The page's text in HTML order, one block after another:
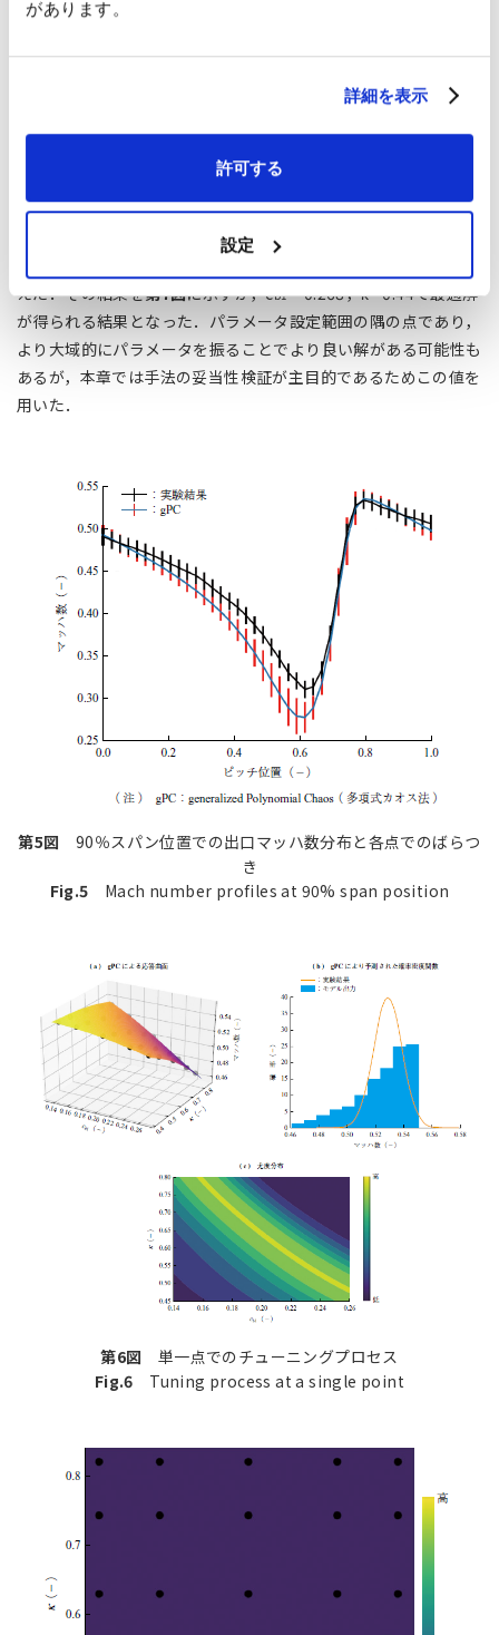
があります。
詳細を表示
許可する
設定
に任意性があるが，今回は下記2 段階のプロセスを踏むこととし
ムサンプリングを行い，多項式カオスによる予測値の確率密度関
チューニング結果となるため，これらを全体的な分布が一致する
ように，ベイズ推定の原理も応用して各点の確率密度を掛け合わ
せることで分布全体に関する尤度，そして事後確率分布を求め
えた．その結果を第7図に示すが，cb1= 0.268，κ= 0.44で最適解
が得られる結果となった．パラメータ設定範囲の隅の点であり，
より大域的にパラメータを振ることでより良い解がある可能性も
あるが，本章では手法の妥当性検証が主目的であるためこの値を
用いた．
第5図90％スパン位置での出口マッハ数分布と各点でのばらつ
き
Fig.5 Mach number profiles at 90% span position
第6図 単一点でのチューニングプロセス
Fig.6 Tuning process at a single point